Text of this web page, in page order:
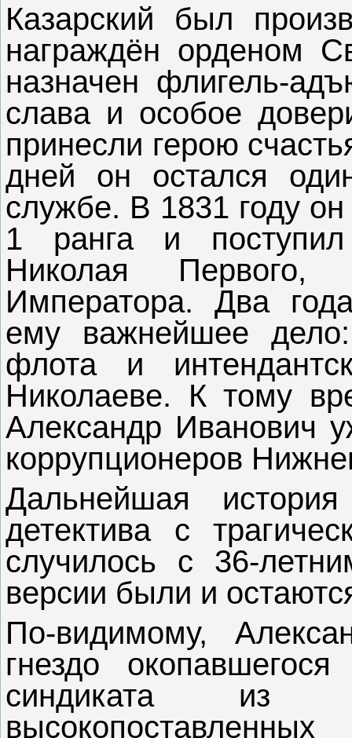
Казарский был
награждён орденом
назначен флигель-
слава и особое
принесли герою
дней он остался
службе. В 1831 году
1 ранга и
Николая
Императора. Два
ему важнейшее
флота и
Николаеве. К тому
Александр Иванович
коррупционеров
Дальнейшая
детектива с
случилось с 36-
версии были и
По-видимому,
гнездо
синдиката из